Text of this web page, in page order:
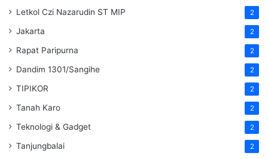
Letkol Czi Nazarudin ST MIP 2
Jakarta 2
Rapat Paripurna 2
Dandim 1301/Sangihe 2
TIPIKOR 2
Tanah Karo 2
Teknologi & Gadget 2
Tanjungbalai 2